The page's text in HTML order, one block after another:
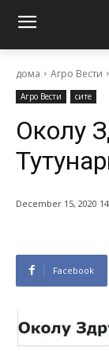
дома Агро Вести
Агро Вести сите
Околу
December 15, 2020
Facebook